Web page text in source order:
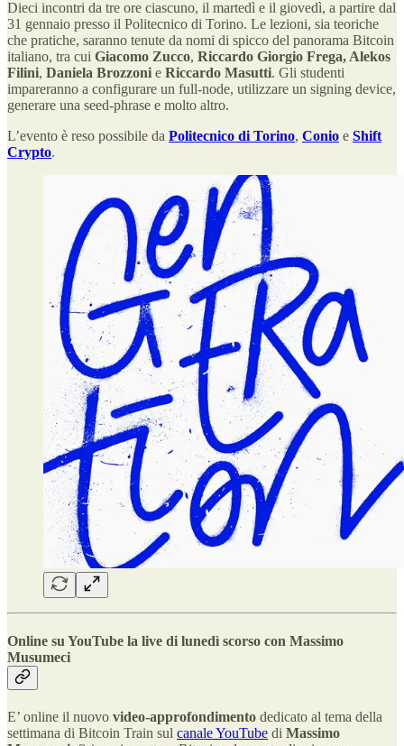
Dieci incontri da tre ore ciascuno, il martedì e il giovedì, a partire dal
31 gennaio presso il Politecnico di Torino. Le lezioni, sia teoriche
che pratiche, saranno tenute da nomi di spicco del panorama Bitcoin
italiano, tra cui Giacomo Zucco, Riccardo Giorgio Frega, Alekos
Filini, Daniela Brozzoni e Riccardo Masutti. Gli studenti
impareranno a configurare un full-node, utilizzare un signing device,
generare una seed-phrase e molto altro.
L’evento è reso possibile da Politecnico di Torino, Conio e Shift
Crypto.
Online su YouTube la live di lunedì scorso con Massimo
Musumeci
E’ online il nuovo video-approfondimento dedicato al tema della
settimana di Bitcoin Train sul canale YouTube di Massimo